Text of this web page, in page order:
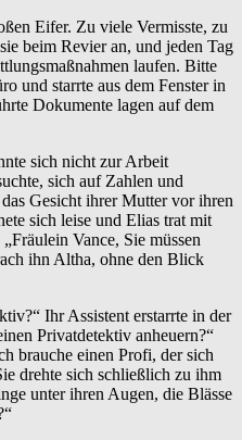
Eifer. Zu viele Vermisste, zu
beim Revier an, und jeden Tag
laufen. Bitte
und starrte aus dem Fenster in
Dokumente lagen auf dem
sich nicht zur Arbeit
sich auf Zahlen und
Gesicht ihrer Mutter vor ihren
sich leise und Elias trat mit
Vance, Sie müssen
ihn Altha, ohne den Blick
Ihr Assistent erstarrte in der
Privatdetektiv anheuern?“
brauche einen Profi, der sich
drehte sich schließlich zu ihm
unter ihren Augen, die Blässe